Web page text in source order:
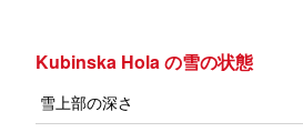
Kubinska Hola の雪の状態
雪上部の深さ